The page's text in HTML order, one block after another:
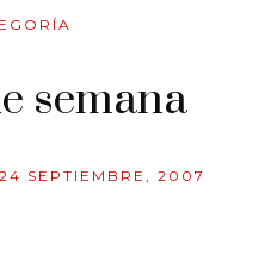
semana
24 SEPTIEMBRE, 2007